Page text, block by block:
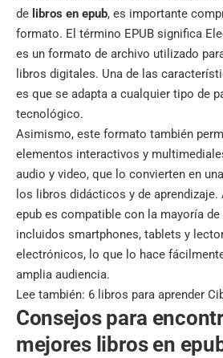
de libros en epub, es importante
formato. El término EPUB significa
es un formato de archivo utilizado
libros digitales. Una de las
es que se adapta a cualquier tipo de
tecnológico.
Asimismo, este formato también
elementos interactivos y
audio y video, que lo convierten en
los libros didácticos y de
epub es compatible con la mayoría
incluidos smartphones, tablets y
electrónicos, lo que lo hace
amplia audiencia.
Lee también: 6 libros para aprender
Consejos para
mejores libros en